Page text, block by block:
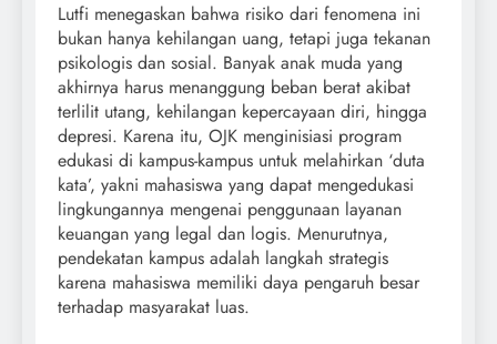
Lutfi menegaskan bahwa risiko dari fenomena ini
bukan hanya kehilangan uang, tetapi juga tekanan
psikologis dan sosial. Banyak anak muda yang
akhirnya harus menanggung beban berat akibat
terlilit utang, kehilangan kepercayaan diri, hingga
depresi. Karena itu, OJK menginisiasi program
edukasi di kampus-kampus untuk melahirkan ‘duta
kata’, yakni mahasiswa yang dapat mengedukasi
lingkungannya mengenai penggunaan layanan
keuangan yang legal dan logis. Menurutnya,
pendekatan kampus adalah langkah strategis
karena mahasiswa memiliki daya pengaruh besar
terhadap masyarakat luas.